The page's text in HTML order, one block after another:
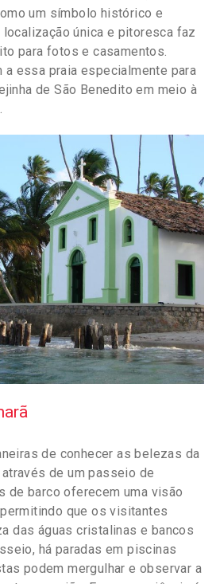
um símbolo histórico e
localização única e pitoresca faz
para fotos e casamentos.
essa praia especialmente para
de São Benedito em meio à
de conhecer as belezas da
de um passeio de
de barco oferecem uma visão
que os visitantes
das águas cristalinas e bancos
há paradas em piscinas
podem mergulhar e observar a